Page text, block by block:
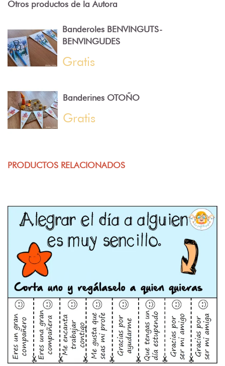
Otros productos de la Autora
Banderoles BENVINGUTS-
BENVINGUDES
Gratis
Banderines OTOÑO
Gratis
PRODUCTOS RELACIONADOS